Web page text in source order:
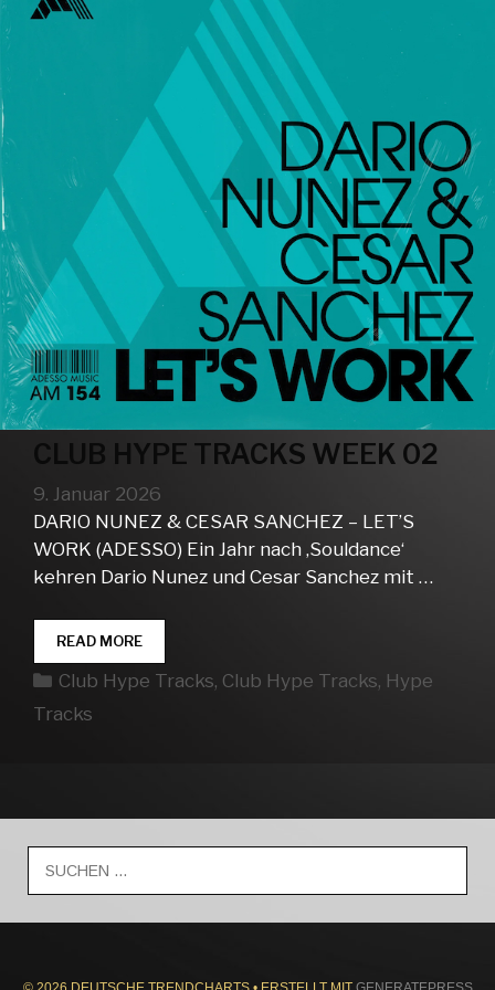
CLUB HYPE TRACKS WEEK 02
9. Januar 2026
DARIO NUNEZ & CESAR SANCHEZ – LET’S
WORK (ADESSO) Ein Jahr nach ‚Souldance‘
kehren Dario Nunez und Cesar Sanchez mit …
READ MORECLUB
HYPE
TRACKS
Kategorien
Club Hype Tracks, Club Hype Tracks, Hype
Tracks
nach: